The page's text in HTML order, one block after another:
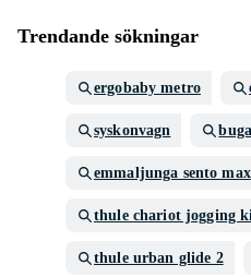
Trendande sökningar
ergobaby metro
syskonvagn
emmaljunga sento max
thule chariot jogging
thule urban glide 2